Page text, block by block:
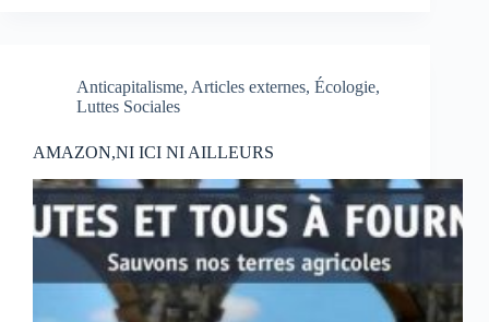
Anticapitalisme, Articles externes, Écologie,
Luttes Sociales
AMAZON,NI ICI NI AILLEURS